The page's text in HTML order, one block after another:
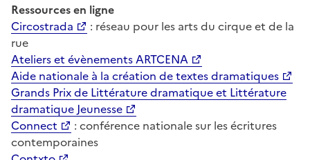
Ressourcesen ligne
Circostrada
: réseau pour les arts du cirque et de la
rue
Ateliers et évènements ARTCENA
Aide nationale à la création de textes dramatiques
Grands Prix de Littérature dramatique et Littérature
dramatique Jeunesse
Connect
: conférence nationale sur les écritures
contemporaines